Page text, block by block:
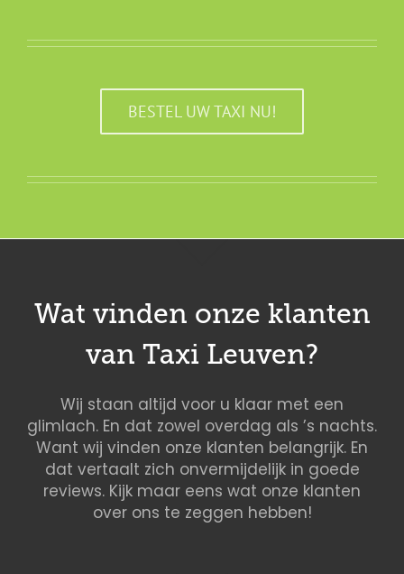
BESTEL UW TAXI NU!
Wat vinden onze klanten
van Taxi Leuven?
Wij staan altijd voor u klaar met een
glimlach. En dat zowel overdag als ’s nachts.
Want wij vinden onze klanten belangrijk. En
dat vertaalt zich onvermijdelijk in goede
reviews. Kijk maar eens wat onze klanten
over ons te zeggen hebben!